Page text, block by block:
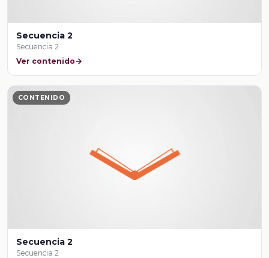
Secuencia 2
Secuencia 2
Ver contenido
CONTENIDO
Secuencia 2
Secuencia 2